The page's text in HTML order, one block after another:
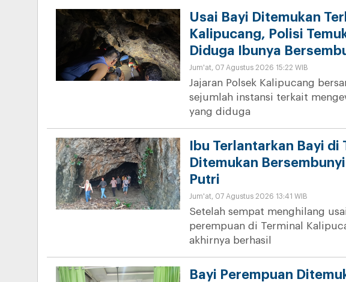
Usai Bayi Ditemukan
Kalipucang, Polisi
Diduga Ibunya
Jum'at, 07 Agustus 2026 15:22 WIB
Jajaran Polsek Kalipucang
sejumlah instansi terkait
yang diduga
Ibu Terlantarkan Bayi
Ditemukan
Putri
Jum'at, 07 Agustus 2026 13:41 WIB
Setelah sempat menghilang
perempuan di Terminal
akhirnya berhasil
Bayi Perempuan